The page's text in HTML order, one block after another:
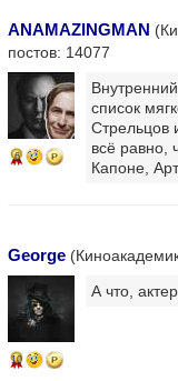
ANAMAZINGMAN
постов: 14077
6
список
Стрельцов
всё равно,
Капоне,
George
10
А что,